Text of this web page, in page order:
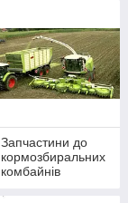
Запчастини до
кормозбиральних
комбайнів